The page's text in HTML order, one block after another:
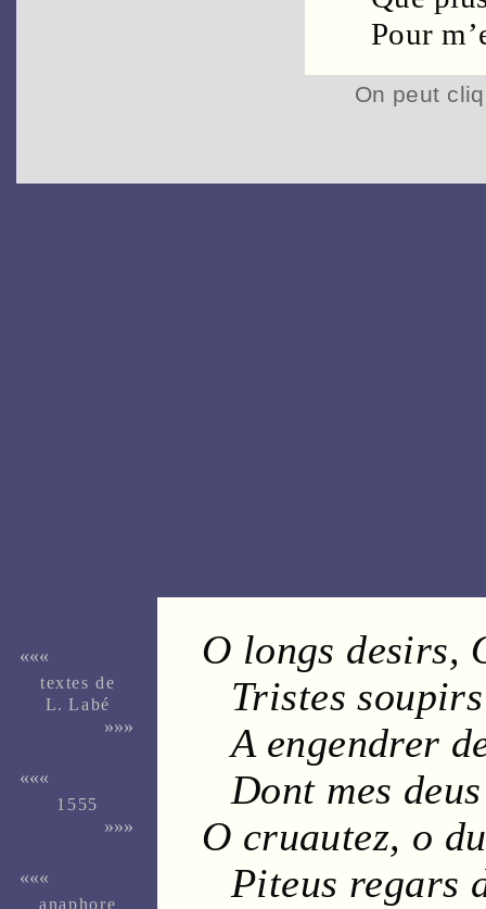
Pour
On peut
«««
textes de
L. Labé
»»»
«««
1555
»»»
«««
ana­phore
O longs desirs,
Tristes soupirs
A engendrer
Dont mes
O cruautez, o
Piteus regars